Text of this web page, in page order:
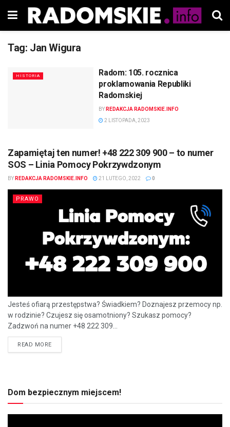
Tag: Jan Wigura
HISTORIA
Radom: 105. rocznica
proklamowania Republiki
Radomskiej
BY REDAKCJA RADOMSKIE.INFO
2 LISTOPADA, 2023
Zapamiętaj ten numer! +48 222 309 900 – to numer
SOS – Linia Pomocy Pokrzywdzonym
BY REDAKCJA RADOMSKIE.INFO 21 LUTEGO, 2022 0
PRAWO
Jesteś ofiarą przestępstwa? Świadkiem? Doznajesz przemocy np.
w rodzinie? Czujesz się osamotniony? Szukasz pomocy?
Zadzwoń na numer +48 222 309...
READ MORE
Dom bezpiecznym miejscem!